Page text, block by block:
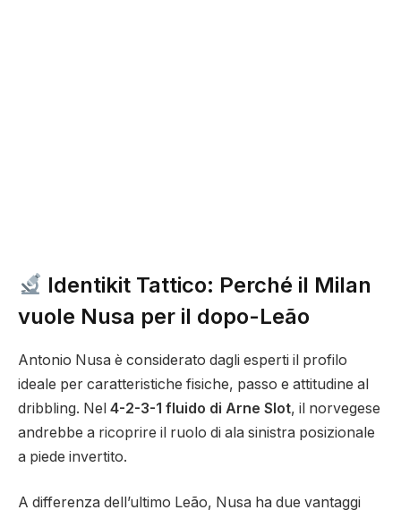
Identikit Tattico: Perché il Milan
vuole Nusa per il dopo-Leão
Antonio Nusa è considerato dagli esperti il profilo
ideale per caratteristiche fisiche, passo e attitudine al
dribbling. Nel 4-2-3-1 fluido di Arne Slot, il norvegese
andrebbe a ricoprire il ruolo di ala sinistra posizionale
a piede invertito.
A differenza dell’ultimo Leão, Nusa ha due vantaggi